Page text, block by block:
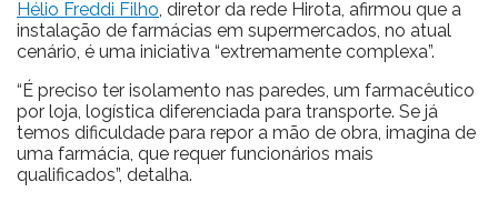
Hélio Freddi Filho, diretor da rede Hirota, afirmou que a
instalação de farmácias em supermercados, no atual
cenário, é uma iniciativa “extremamente complexa”.
“É preciso ter isolamento nas paredes, um farmacêutico
por loja, logística diferenciada para transporte. Se já
temos dificuldade para repor a mão de obra, imagina de
uma farmácia, que requer funcionários mais
qualificados”, detalha.